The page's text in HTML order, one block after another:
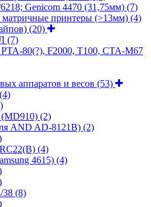
Genicom 4470 (31,75мм) (7)
матричные принтеры (>13мм) (4)
(20)
(7)
80(?), F2000, T100, СТА-М67
аппаратов и весов (53)
(4)
(2)
AND AD-8121B) (2)
(4)
4615) (4)
38 (8)